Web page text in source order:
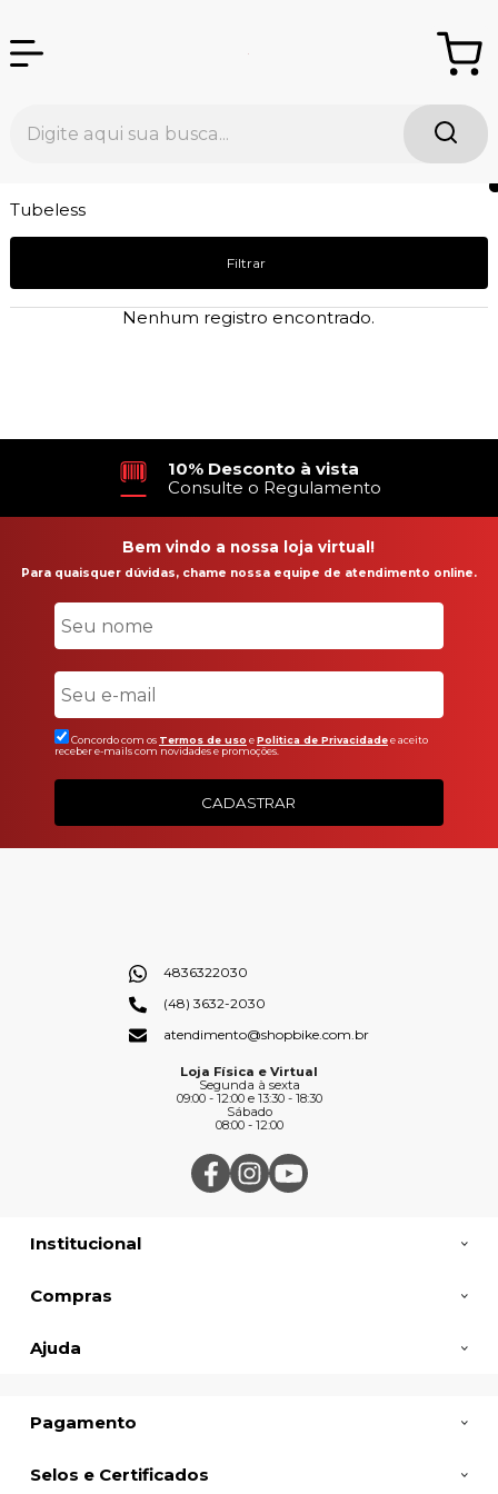
Tubeless
Filtrar
Nenhum registro encontrado.
10% Desconto à vista
Consulte o Regulamento
Bem vindo a nossa loja virtual!
Para quaisquer dúvidas, chame nossa equipe de atendimento online.
Concordo com os Termos de uso ePolitica de Privacidadee aceito
receber e-mails com novidades e promoções.
CADASTRAR
Institucional
Compras
Ajuda
4836322030
(48) 3632-2030
atendimento@shopbike.com.br
Loja Física e Virtual
Segunda à sexta
09:00 - 12:00 e 13:30 - 18:30
Sábado
08:00 - 12:00
Pagamento
Selos e Certificados